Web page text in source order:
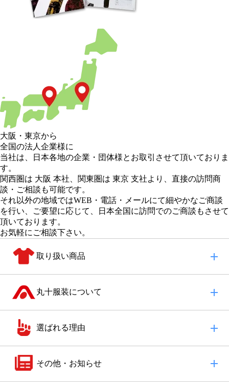
大阪 ・ 東京から
全国の法人企業様に
当社は、日本各地の企業・団体様とお取引させて頂いておりま
す。
関西圏は 大阪 本社、 関東圏は 東京 支社より、直接の訪問商
談・ご相談も可能です。
それ以外の地域ではWEB・電話・メールにて細やかなご商談
を行い、
ご要望に応じて、日本全国に訪問でのご商談もさせて
頂いております。
お気軽にご相談下さい。
取り扱い商品
丸十服装について
選ばれる理由
その他・お知らせ